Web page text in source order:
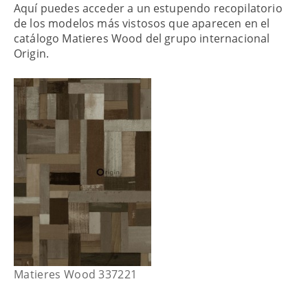
Aquí puedes acceder a un estupendo recopilatorio
de los modelos más vistosos que aparecen en el
catálogo Matieres Wood del grupo internacional
Origin.
Matieres Wood 337221